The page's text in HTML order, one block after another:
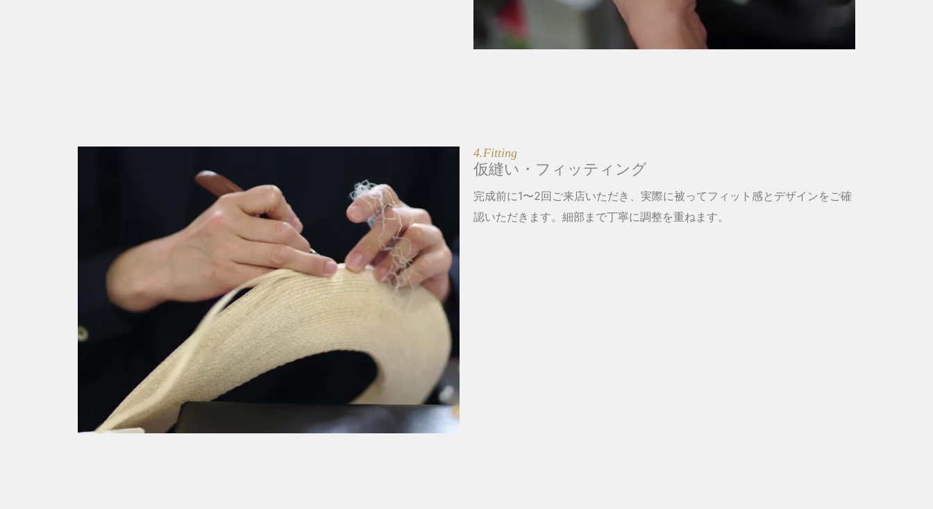
4.Fitting
仮縫い・フィッティング
完成前に1〜2回ご来店いただき、実際に被ってフィット感とデザインをご確
認いただきます。細部まで丁寧に調整を重ねます。